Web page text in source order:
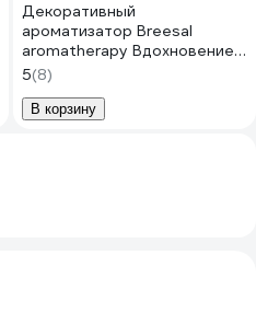
Декоративный
ароматизатор Breesal
aromatherapy Вдохновение
(8) ARST/004
5(8)
В корзину